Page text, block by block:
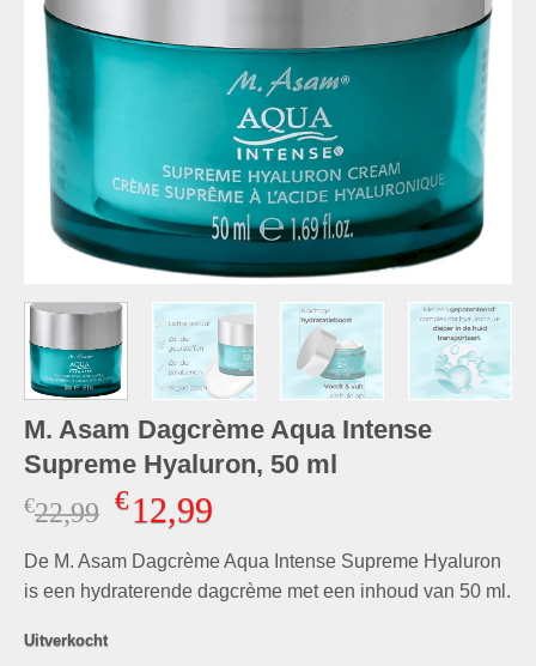
M. Asam Dagcrème Aqua Intense
Supreme Hyaluron, 50 ml
€22,99 Oorspronkelijke
was:
€22,99.
€12,99Huidige
is:
€12,99.
De M. Asam Dagcrème Aqua Intense Supreme Hyaluron
is een hydraterende dagcrème met een inhoud van 50 ml.
Uitverkocht